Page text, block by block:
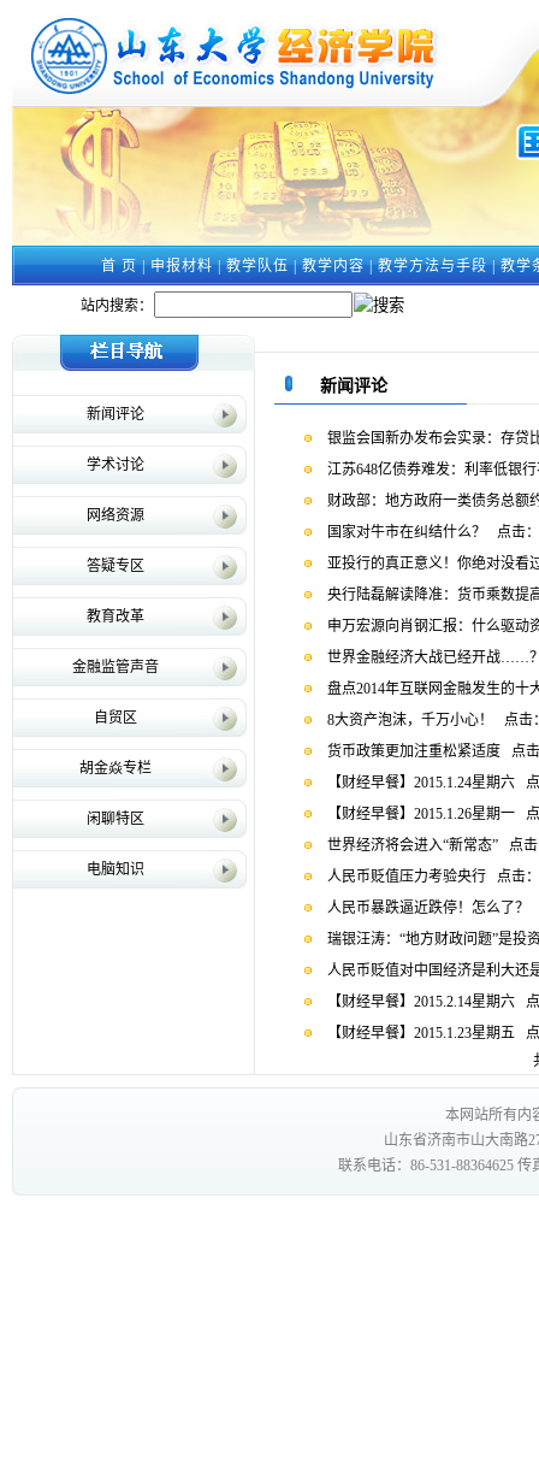
首 页|申报材料|教学队伍|教学内容|教学方法与手段|教学
站内搜索：
新闻评论
学术讨论
网络资源
答疑专区
教育改革
金融监管声音
自贸区
胡金焱专栏
闲聊特区
电脑知识
新闻评论
银监会国新办发布会实录：存贷
江苏648亿债券难发：利率低银
财政部：地方政府一类债务总额
国家对牛市在纠结什么？
点击
亚投行的真正意义！你绝对没看
央行陆磊解读降准：货币乘数提
申万宏源向肖钢汇报：什么驱动
世界金融经济大战已经开战……
盘点2014年互联网金融发生的十
8大资产泡沫，千万小心！
点击
货币政策更加注重松紧适度点击
【财经早餐】2015.1.24星期六点
【财经早餐】2015.1.26星期一点
世界经济将会进入“新常态”点击
人民币贬值压力考验央行点击
人民币暴跌逼近跌停！怎么了？
瑞银汪涛：“地方财政问题”是投
人民币贬值对中国经济是利大还
【财经早餐】2015.2.14星期六点
【财经早餐】2015.1.23星期五点
本网站所有内
山东省济南市山大南路
联系电话：86-531-88364625 传